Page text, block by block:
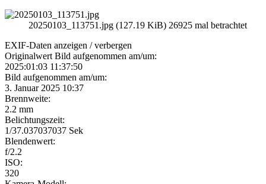
20250103_113751.jpg (127.19 KiB) 26925 mal betrachtet
EXIF-Daten anzeigen / verbergen
Originalwert Bild aufgenommen am/um:
2025:01:03 11:37:50
Bild aufgenommen am/um:
3. Januar 2025 10:37
Brennweite:
2.2 mm
Belichtungszeit:
1/37.037037037 Sek
Blendenwert:
f/2.2
ISO:
320